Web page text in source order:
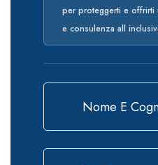
per proteggerti e offrirti
e consulenza all